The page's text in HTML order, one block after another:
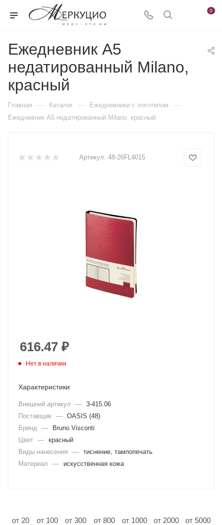
0
Ежедневник А5
недатированный Milano,
красный
Главная — Каталог — Ежедневники c логотипом —
Ежедневник А5 недатированный Milano, красный
Артикул: 48-26FL4015
616.47 ₽
Нет в наличии
Характеристики
Внешний артикул — 3-415.06
Поставщик — OASIS (48)
Бренд
—
Bruno Visconti
Цвет — красный
Виды нанесения
— тиснение, тампопечать
Материал
— искусственная кожа
от 20
от 100
от 300
от 800
от 1000
от 2000
от 5000